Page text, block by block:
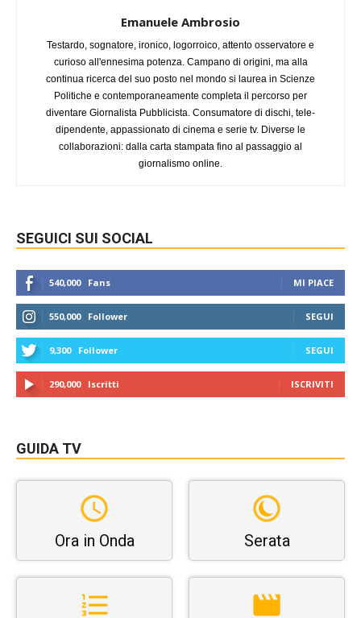
Emanuele Ambrosio
Testardo, sognatore, ironico, logorroico, attento osservatore e
curioso all'ennesima potenza. Campano di origini, ma alla
continua ricerca del suo posto nel mondo si laurea in Scienze
Politiche e contemporaneamente completa il percorso per
diventare Giornalista Pubblicista. Consumatore di dischi, tele-
dipendente, appassionato di cinema e serie tv. Diverse le
collaborazioni: dalla carta stampata fino al passaggio al
giornalismo online.
SEGUICI SUI SOCIAL
540,000 Fans MI PIACE
550,000 Follower SEGUI
9,300 Follower SEGUI
290,000 Iscritti ISCRIVITI
GUIDA TV
Ora in Onda Serata